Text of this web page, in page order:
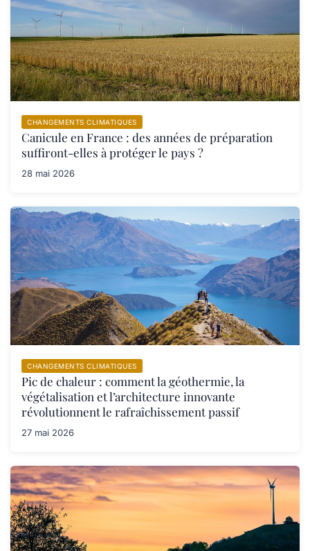
CHANGEMENTS CLIMATIQUES
Canicule en France : des années de préparation
suffiront-elles à protéger le pays ?
28 mai 2026
CHANGEMENTS CLIMATIQUES
Pic de chaleur : comment la géothermie, la
végétalisation et l’architecture innovante
révolutionnent le rafraîchissement passif
27 mai 2026